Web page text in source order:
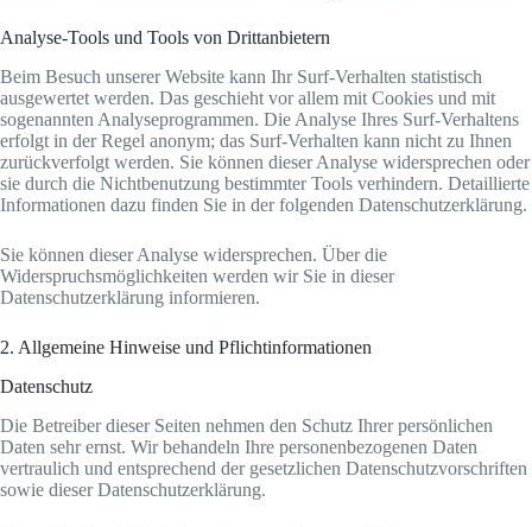
Analyse-Tools und Tools von Drittanbietern
Beim Besuch unserer Website kann Ihr Surf-Verhalten statistisch
ausgewertet werden. Das geschieht vor allem mit Cookies und mit
sogenannten Analyseprogrammen. Die Analyse Ihres Surf-Verhaltens
erfolgt in der Regel anonym; das Surf-Verhalten kann nicht zu Ihnen
zurückverfolgt werden. Sie können dieser Analyse widersprechen oder
sie durch die Nichtbenutzung bestimmter Tools verhindern. Detaillierte
Informationen dazu finden Sie in der folgenden Datenschutzerklärung.
Sie können dieser Analyse widersprechen. Über die
Widerspruchsmöglichkeiten werden wir Sie in dieser
Datenschutzerklärung informieren.
2. Allgemeine Hinweise und Pflichtinformationen
Datenschutz
Die Betreiber dieser Seiten nehmen den Schutz Ihrer persönlichen
Daten sehr ernst. Wir behandeln Ihre personenbezogenen Daten
vertraulich und entsprechend der gesetzlichen Datenschutzvorschriften
sowie dieser Datenschutzerklärung.